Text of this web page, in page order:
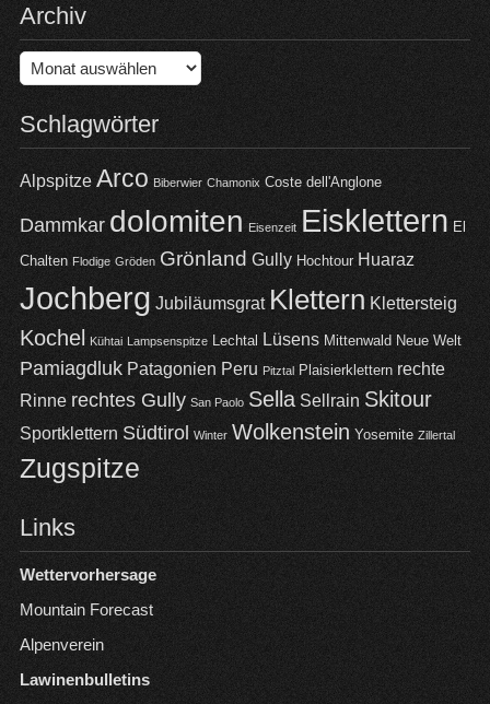
Archiv
Archiv
Schlagwörter
Alpspitze Arco Biberwier Chamonix Coste dell'Anglone
Dammkar dolomiten Eisenzeit Eisklettern El
Chalten Flodige Gröden Grönland Gully Hochtour Huaraz
Jochberg Jubiläumsgrat Klettern Klettersteig
Kochel Kühtai Lampsenspitze Lechtal Lüsens Mittenwald Neue Welt
Pamiagdluk Patagonien Peru Pitztal Plaisierklettern rechte
Rinne rechtes Gully San Paolo Sella Sellrain Skitour
Sportklettern Südtirol Winter Wolkenstein Yosemite Zillertal
Zugspitze
Links
Wettervorhersage
Mountain Forecast
Alpenverein
Lawinenbulletins